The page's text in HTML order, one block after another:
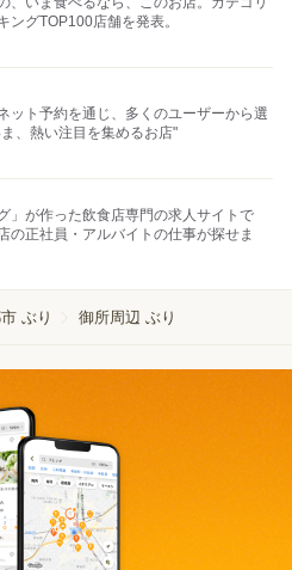
ングTOP100店舗を発表。
ット予約を通じ、多くのユーザーから選
、熱い注目を集めるお店"
」が作った飲食店専門の求人サイトで
の正社員・アルバイトの仕事が探せま
ぶり 御所周辺 ぶり